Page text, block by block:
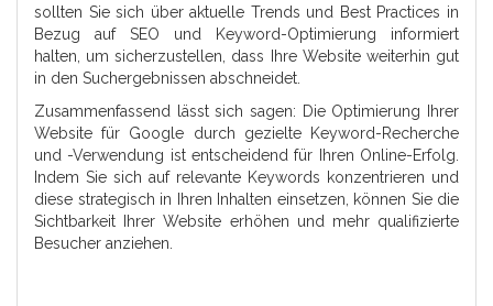
sollten Sie sich über aktuelle Trends und Best Practices in
Bezug auf SEO und Keyword-Optimierung informiert
halten, um sicherzustellen, dass Ihre Website weiterhin gut
in den Suchergebnissen abschneidet.
Zusammenfassend lässt sich sagen: Die Optimierung Ihrer
Website für Google durch gezielte Keyword-Recherche
und -Verwendung ist entscheidend für Ihren Online-Erfolg.
Indem Sie sich auf relevante Keywords konzentrieren und
diese strategisch in Ihren Inhalten einsetzen, können Sie die
Sichtbarkeit Ihrer Website erhöhen und mehr qualifizierte
Besucher anziehen.